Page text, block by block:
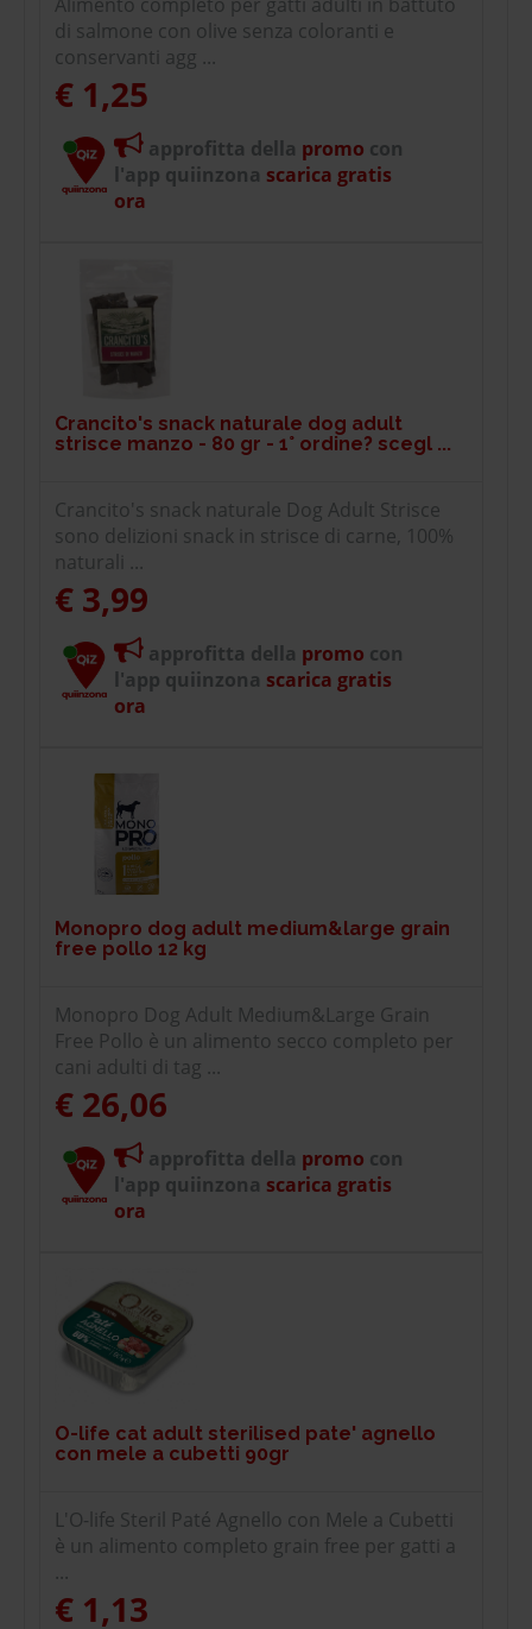
di salmone con olive senza coloranti e
conservanti agg ...
€ 1,25
approfitta della promo con
l'app quiinzona scarica gratis
ora
Crancito's snack naturale dog adult
strisce manzo - 80 gr - 1° ordine? scegl ...
Crancito's snack naturale Dog Adult Strisce
sono delizioni snack in strisce di carne, 100%
naturali ...
€ 3,99
approfitta della promo con
l'app quiinzona scarica gratis
ora
Monopro dog adult medium&large grain
free pollo 12 kg
Monopro Dog Adult Medium&Large Grain
Free Pollo è un alimento secco completo per
cani adulti di tag ...
€ 26,06
approfitta della promo con
l'app quiinzona scarica gratis
ora
O-life cat adult sterilised pate' agnello
con mele a cubetti 90gr
L'O-life Steril Paté Agnello con Mele a Cubetti
è un alimento completo grain free per gatti a
...
€ 1,13